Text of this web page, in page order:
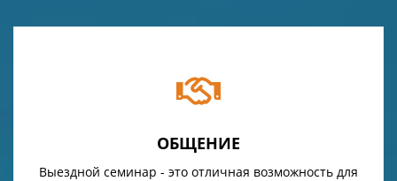
ОБЩЕНИЕ
Выездной семинар - это отличная возможность для